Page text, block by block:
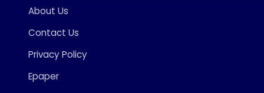
About Us
Contact Us
Privacy Policy
Epaper